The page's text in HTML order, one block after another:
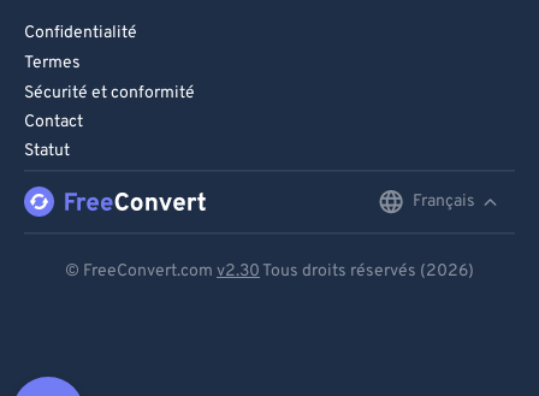
Confidentialité
Termes
Sécurité et conformité
Contact
Statut
Français
© FreeConvert.com v2.30 Tous droits réservés (2026)